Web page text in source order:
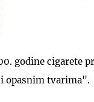
godine cigarete
opasnim tvarima".